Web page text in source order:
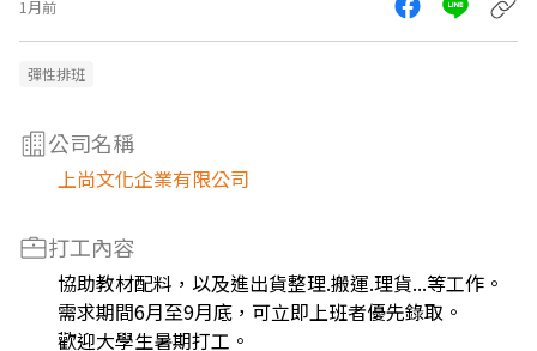
1月前
彈性排班
公司名稱
上尚文化企業有限公司
打工內容
協助教材配料，以及進出貨整理.搬運.理貨...等工作。
需求期間6月至9月底，可立即上班者優先錄取。
歡迎大學生暑期打工。